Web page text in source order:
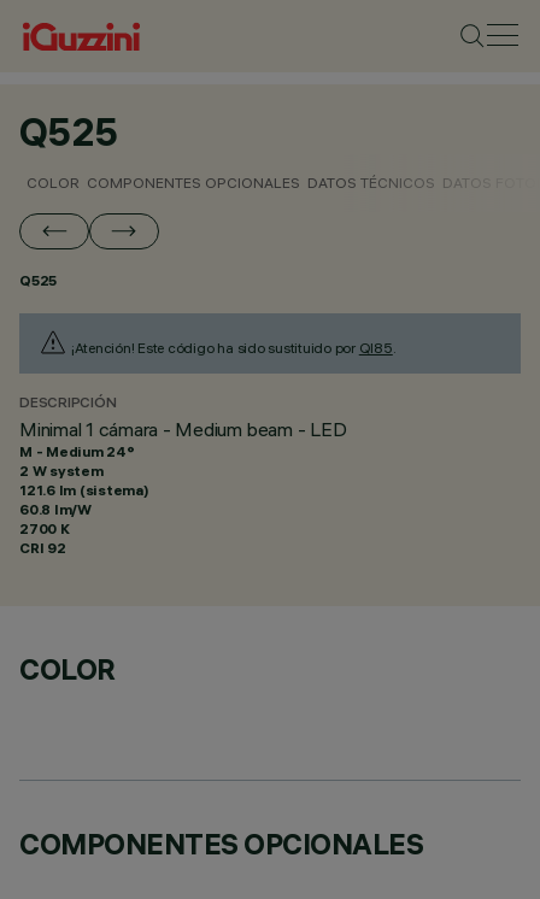
Q525
COLOR COMPONENTES OPCIONALES DATOS TÉCNICOS DATOS
Q525
¡Atención! Este código ha sido sustituido por QI85.
DESCRIPCIÓN
Minimal 1 cámara - Medium beam - LED
M - Medium 24°
2 W system
121.6 lm (sistema)
60.8 lm/W
2700 K
CRI 92
COLOR
COMPONENTES OPCIONALES